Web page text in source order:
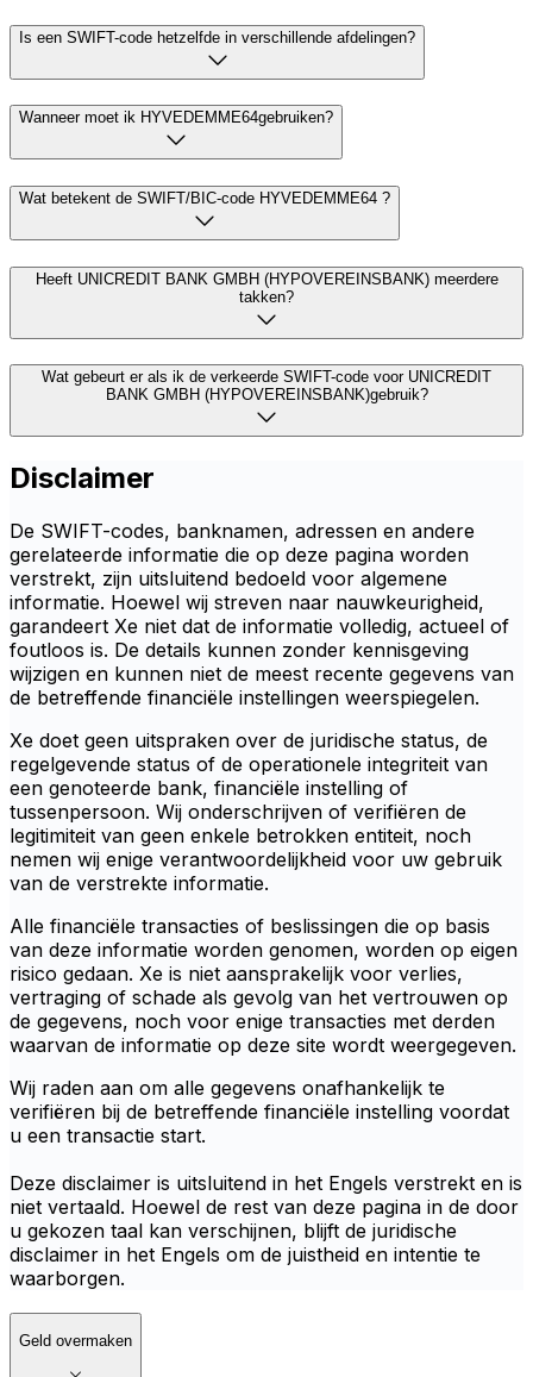
Is een SWIFT-code hetzelfde in verschillende afdelingen?
Wanneer moet ik HYVEDEMME64gebruiken?
Wat betekent de SWIFT/BIC-code HYVEDEMME64 ?
Heeft UNICREDIT BANK GMBH (HYPOVEREINSBANK) meerdere
takken?
Wat gebeurt er als ik de verkeerde SWIFT-code voor UNICREDIT
BANK GMBH (HYPOVEREINSBANK)gebruik?
Disclaimer
De SWIFT-codes, banknamen, adressen en andere
gerelateerde informatie die op deze pagina worden
verstrekt, zijn uitsluitend bedoeld voor algemene
informatie. Hoewel wij streven naar nauwkeurigheid,
garandeert Xe niet dat de informatie volledig, actueel of
foutloos is. De details kunnen zonder kennisgeving
wijzigen en kunnen niet de meest recente gegevens van
de betreffende financiële instellingen weerspiegelen.
Xe doet geen uitspraken over de juridische status, de
regelgevende status of de operationele integriteit van
een genoteerde bank, financiële instelling of
tussenpersoon. Wij onderschrijven of verifiëren de
legitimiteit van geen enkele betrokken entiteit, noch
nemen wij enige verantwoordelijkheid voor uw gebruik
van de verstrekte informatie.
Alle financiële transacties of beslissingen die op basis
van deze informatie worden genomen, worden op eigen
risico gedaan. Xe is niet aansprakelijk voor verlies,
vertraging of schade als gevolg van het vertrouwen op
de gegevens, noch voor enige transacties met derden
waarvan de informatie op deze site wordt weergegeven.
Wij raden aan om alle gegevens onafhankelijk te
verifiëren bij de betreffende financiële instelling voordat
u een transactie start.
Deze disclaimer is uitsluitend in het Engels verstrekt en is
niet vertaald. Hoewel de rest van deze pagina in de door
u gekozen taal kan verschijnen, blijft de juridische
disclaimer in het Engels om de juistheid en intentie te
waarborgen.
Geld overmaken